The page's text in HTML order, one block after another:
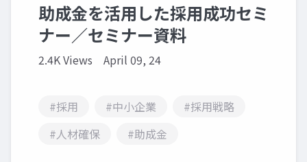
助成金を活用した採用成功セミ
ナー／セミナー資料
2.4K Views April 09, 24
#採用 #中小企業
#採用戦略
#人材確保
#助成金